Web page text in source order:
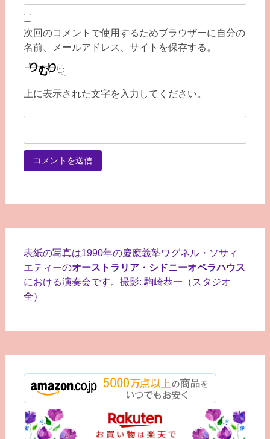
次回のコメントで使用するためブラウザーに自分の
名前、メールアドレス、サイトを保存する。
上に表示された文字を入力してください。
表紙の写真は1990年の慶應義塾ワグネル・ソサィ
エティーのオーストラリア・シドニーオペラハウス
における演奏会です。撮影: 駒崎恭一（スタジオ
全）